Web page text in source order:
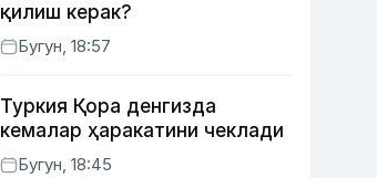
қилиш керак?
Бугун, 18:57
Туркия Қора денгизда
кемалар ҳаракатини чеклади
Бугун, 18:45